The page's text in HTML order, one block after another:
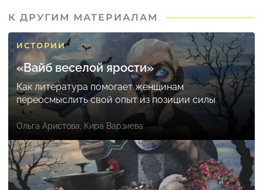
К ДРУГИМ МАТЕРИАЛАМ
ИСТОРИИ
«Вайб веселой ярости»
Как литература помогает женщинам
переосмыслить свой опыт из позиции силы
Ольга Аристова, Кира Варзиева